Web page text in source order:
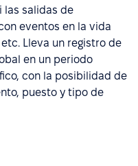
las salidas de
eventos en la vida
Lleva un registro de
en un periodo
con la posibilidad de
puesto y tipo de